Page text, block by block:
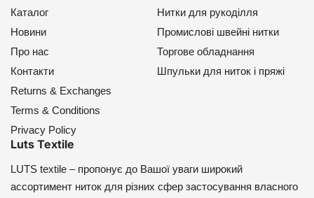
Каталог
Новини
Про нас
Контакти
Returns & Exchanges
Terms & Conditions
Privacy Policy
Нитки для рукоділля
Промислові швейні нитки
Торгове обладнання
Шпульки для ниток і пряжі
Luts Textile
LUTS textile – пропонує до Вашої уваги широкий
ассортимент ниток для різних сфер застосування власного